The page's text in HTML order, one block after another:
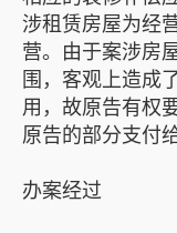
涉租赁房屋为经
营。由于案涉房
围，客观上造成
用，故原告有权
原告的部分支付
办案经过